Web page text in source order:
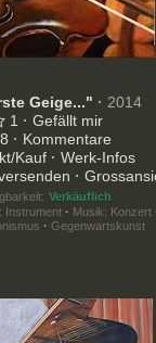
Geige..." · 2014
1 · Gefällt mir
· Kommentare
Kauf · Werk-Infos
·
Verkäuflich
Instrument · Musik: Konzert
· Gegenwartskunst